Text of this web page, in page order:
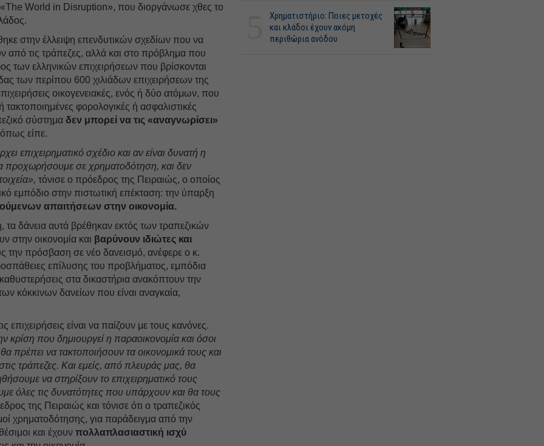
«The World in Disruption», που διοργάνωσε χθες το
στην έλλειψη επενδυτικών σχεδίων που να
από τις τράπεζες, αλλά και στο πρόβλημα που
των ελληνικών επιχειρήσεων που βρίσκονται
των περίπου 600 χιλιάδων επιχειρήσεων της
οικογενειακές, ενός ή δύο ατόμων, που
τακτοποιημένες φορολογικές ή ασφαλιστικές
σύστημαδεν μπορεί να τις «αναγνωρίσει»
όπως είπε.
επιχειρηματικό σχέδιο και αν είναι δυνατή η
σε χρηματοδότηση, και δεν
τόνισε ο πρόεδρος της Πειραιώς, ο οποίος
εμπόδιο στην πιστωτική επέκταση: την ύπαρξη
απαιτήσεων στην οικονομία.
τα δάνεια αυτά βρέθηκαν εκτός των τραπεζικών
στην οικονομία και βαρύνουν ιδιώτες και
την πρόσβαση σε νέο δανεισμό, ανέφερε ο κ.
επίλυσης του προβλήματος, εμπόδια
στα δικαστήρια ανακόπτουν την
κόκκινων δανείων που είναι αναγκαία,
είναι να παίζουν με τους κανόνες.
κρίση που δημιουργεί η παραοικονομία και όσοι
πρέπει να τακτοποιήσουν τα οικονομικά τους και
τράπεζες. Και εμείς, από πλευράς μας, θα
να στηρίξουν το επιχειρηματικό τους
όλες τις δυνατότητες που υπάρχουν και θα τους
της Πειραιώς και τόνισε ότι ο τραπεζικός
χρηματοδότησης, για παράδειγμα από την
και έχουνπολλαπλασιαστική ισχύ
Χρηματιστήριο: Ποιες μετοχές
και κλάδοι έχουν ακόμη
περιθώρια ανόδου